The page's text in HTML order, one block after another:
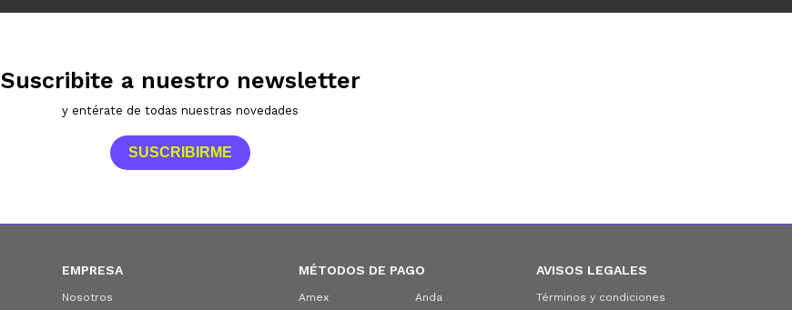
EMPRESA
Nosotros
MÉTODOS DE PAGO
Amex Anda
AVISOS LEGALES
Términos y condiciones
Suscribite a nuestro newsletter
y entérate de todas nuestras novedades
SUSCRIBIRME